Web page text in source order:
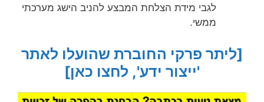
לגבי מידת הצלחת המבצע להניב הישג מערכתי
ממשי.
[ליתר פרקי החוברת שהועלו לאתר
'ייצור ידע', לחצו כאן]